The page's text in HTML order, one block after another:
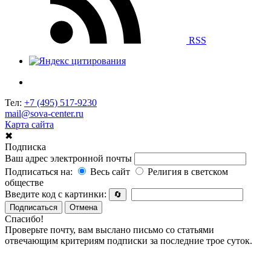
RSS
Тел: +7 (495) 517-9230
mail@sova-center.ru
Карта сайта
✖
Подписка
Ваш адрес электронной почты
Подписаться на:
Весь сайт
Религия в светском
обществе
Введите код с картинки:
🔄
Подписаться
Отмена
Спасибо!
Проверьте почту, вам выслано письмо со статьями
отвечающим критериям подписки за последние трое суток.